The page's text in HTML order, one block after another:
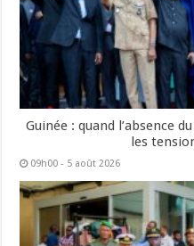
Guinée : quand l’absence
les
09h00 - 5 août 2026